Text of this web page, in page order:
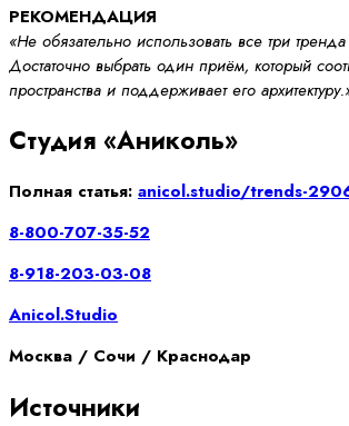
РЕКОМЕНДАЦИЯ
«Не обязательно использовать все три
Достаточно выбрать один приём, который
пространства и поддерживает его
Студия «Аниколь»
Полная статья: anicol.studio/trends-
8-800-707-35-52
8-918-203-03-08
Anicol.Studio
Москва / Сочи / Краснодар
Источники